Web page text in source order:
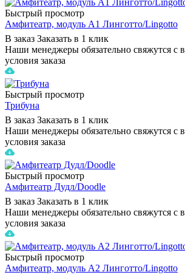
Быстрый просмотр
Амфитеатр, модуль A1 Линготто/Lingotto
В заказ Заказать в 1 клик
Наши менеджеры обязательно свяжутся с
условия заказа
Быстрый просмотр
Трибуна
В заказ Заказать в 1 клик
Наши менеджеры обязательно свяжутся с
условия заказа
Быстрый просмотр
Амфитеатр Дудл/Doodle
В заказ Заказать в 1 клик
Наши менеджеры обязательно свяжутся с
условия заказа
Быстрый просмотр
Амфитеатр, модуль A2 Линготто/Lingotto